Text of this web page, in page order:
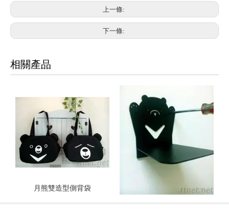
上一條:
下一條:
相關產品
月熊雙造型側背袋 熊在飄置物架